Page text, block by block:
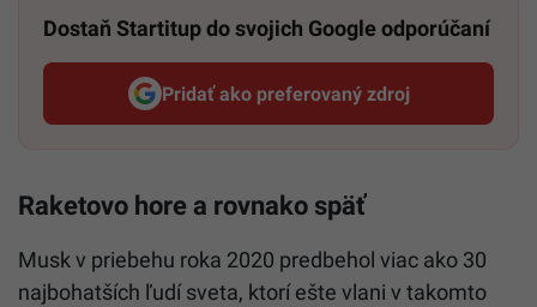
Dostaň Startitup do svojich Google odporúčaní
Pridať ako preferovaný zdroj
Startitup, odkaz sa otvorí v
Raketovo hore a rovnako späť
Musk v priebehu roka 2020 predbehol viac ako 30
najbohatších ľudí sveta, ktorí ešte vlani v takomto